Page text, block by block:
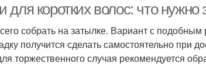
коротких волос: что нужно
собрать на затылке. Вариант с
получится сделать самостоятельно при
торжественного случая рекомендуется